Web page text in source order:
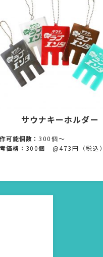
サウナキーホルダー
可能個数：300個〜
価格： 300個 @473円（税込）